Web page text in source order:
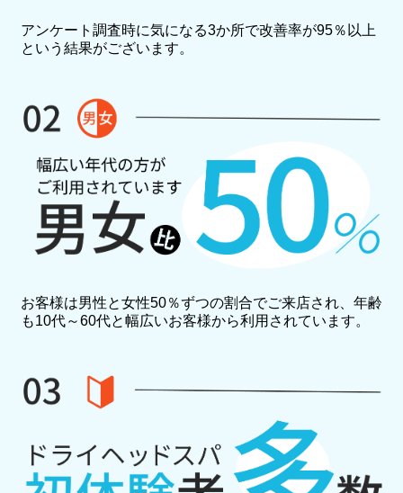
アンケート調査時に気になる3か所で改善率が95％以上
という結果がございます。
お客様は男性と女性50％ずつの割合でご来店され、年齢
も10代～60代と幅広いお客様から利用されています。